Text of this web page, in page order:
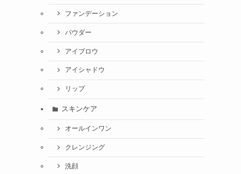
ファンデーション
パウダー
アイブロウ
アイシャドウ
リップ
スキンケア
オールインワン
クレンジング
洗顔